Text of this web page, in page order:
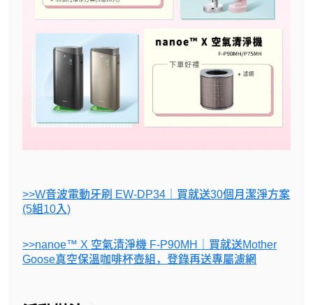
>>W音波電動牙刷 EW-DP34｜買就送30個月潔淨方案
(5組10入)
>>nanoe™ X 空氣清淨機 F-P90MH｜買就送Mother
Goose真空保溫咖啡杯壺組，登錄再送專屬濾網